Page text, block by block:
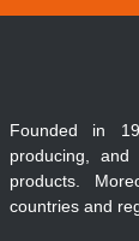
Founded in
producing, and
products.
countries and